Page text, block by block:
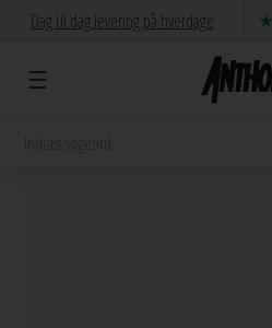
Dag til dag levering på hverdage